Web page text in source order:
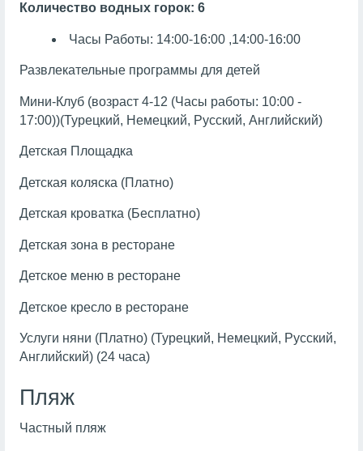
Количество водных горок: 6
Часы Работы: 14:00-16:00 ,14:00-16:00
Развлекательные программы для детей
Мини-Клуб (возраст 4-12 (Часы работы: 10:00 -
17:00))(Турецкий, Немецкий, Русский, Английский)
Детская Площадка
Детская коляска (Платно)
Детская кроватка (Бесплатно)
Детская зона в ресторане
Детское меню в ресторане
Детское кресло в ресторане
Услуги няни (Платно) (Турецкий, Немецкий, Русский,
Английский) (24 часа)
Пляж
Частный пляж